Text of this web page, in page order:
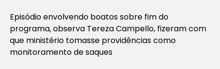
Episódio envolvendo boatos sobre fim do
programa, observa Tereza Campello, fizeram com
que ministério tomasse providências como
monitoramento de saques